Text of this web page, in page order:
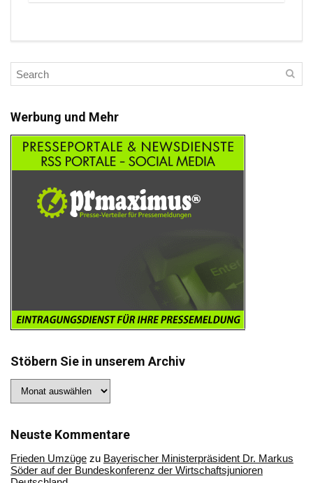
Werbung und Mehr
Stöbern Sie in unserem Archiv
Sie
Archiv
Neuste Kommentare
Frieden Umzüge zu Bayerischer Ministerpräsident Dr. Markus
Söder auf der Bundeskonferenz der Wirtschaftsjunioren